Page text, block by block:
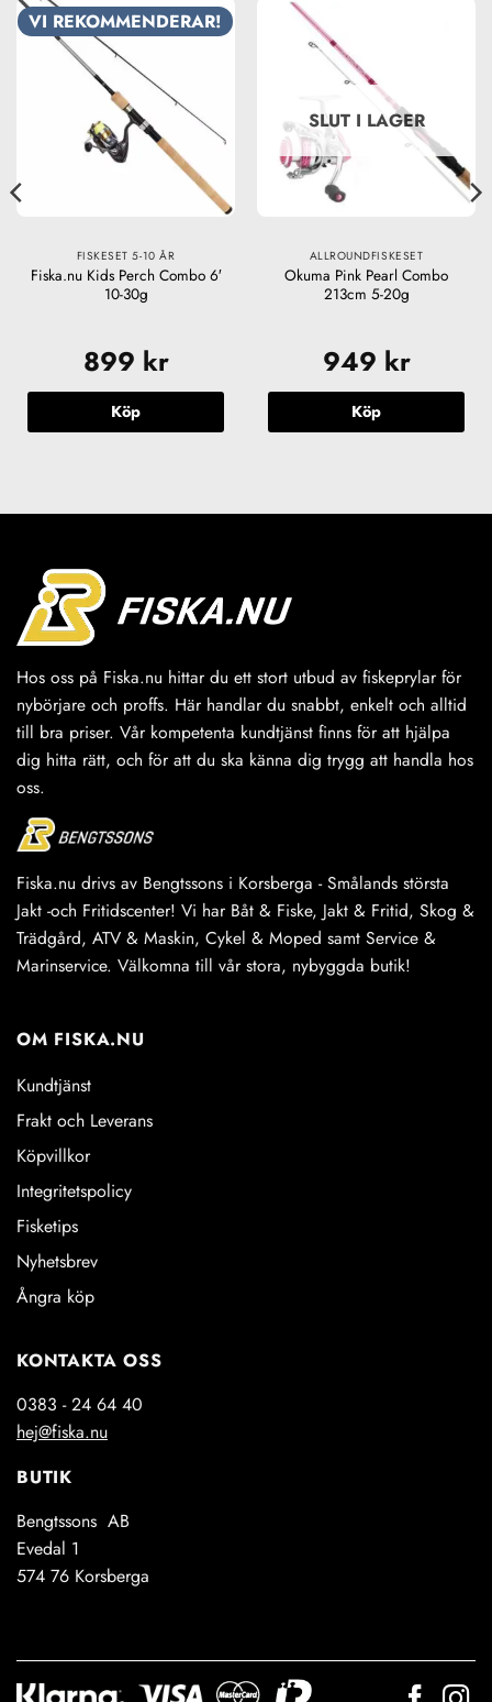
VI REKOMMENDERAR!
FISKESET 5-10 ÅR
Fiska.nu Kids Perch Combo 6′
10-30g
899 kr
Köp
SLUT I LAGER
ALLROUNDFISKESET
Okuma Pink Pearl Combo
213cm 5-20g
949 kr
Köp
Hos oss på Fiska.nu hittar du ett stort utbud av fiskeprylar för
nybörjare och proffs. Här handlar du snabbt, enkelt och alltid
till bra priser. Vår kompetenta kundtjänst finns för att hjälpa
dig hitta rätt, och för att du ska känna dig trygg att handla hos
oss.
Fiska.nu drivs av Bengtssons i Korsberga - Smålands största
Jakt -och Fritidscenter! Vi har Båt & Fiske, Jakt & Fritid, Skog &
Trädgård, ATV & Maskin, Cykel & Moped samt Service &
Marinservice. Välkomna till vår stora, nybyggda butik!
OM FISKA.NU
Kundtjänst
Frakt och Leverans
Köpvillkor
Integritetspolicy
Fisketips
Nyhetsbrev
Ångra köp
KONTAKTA OSS
0383 - 24 64 40
hej@fiska.nu
BUTIK
Bengtssons AB
Evedal 1
574 76 Korsberga